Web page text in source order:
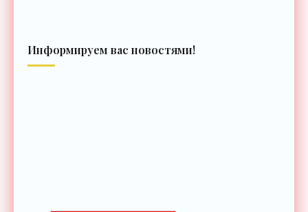
Информируем вас новостями!